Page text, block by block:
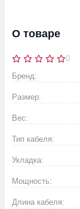
О товаре
0
Бренд:
Размер:
Вес:
Тип кабеля:
Укладка:
Мощность:
Длина кабеля: